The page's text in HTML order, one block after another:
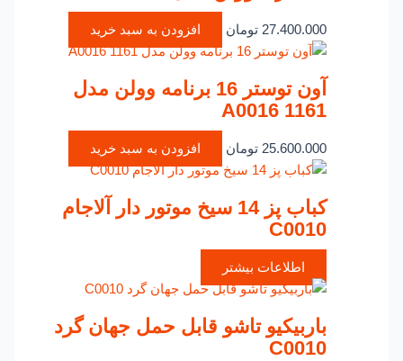
27.400.000 تومان افزودن به سبد خرید
آون توستر 16 برنامه وولن مدل
A0016 1161
25.600.000 تومان افزودن به سبد خرید
کباب پز 14 سیخ موتور دار آلاجام
C0010
اطلاعات بیشتر
باربیکیو تاشو قابل حمل جهان گرد
C0010